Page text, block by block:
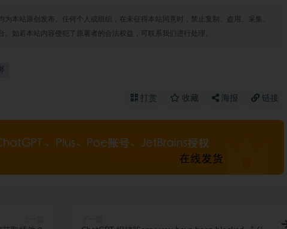
本站原创发布。任何个人或组织，在未征得本站同意时，禁止复制、盗用、采集、
如若本站内容侵犯了原著者的合法权益，可联系我们进行处理。
打赏 收藏 海报 链接